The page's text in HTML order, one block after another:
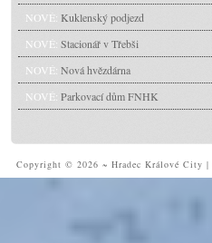
NOVÉ: Kuklenský podjezd
NOVÉ: Stacionář v Třebši
NOVÉ: Nová hvězdárna
NOVÉ: Parkovací dům FNHK
Copyright © 2026 ~ Hradec Králové City |